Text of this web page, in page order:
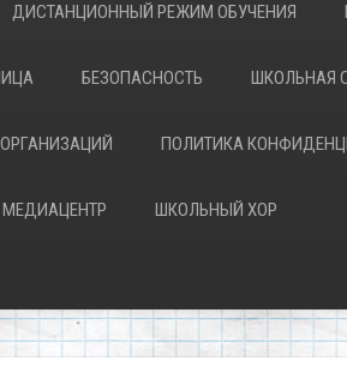
ДИСТАНЦИОННЫЙ РЕЖИМ ОБУЧЕНИЯ
БЕЗОПАСНОСТЬ ШКОЛЬНАЯ
ПОЛИТИКА
ШКОЛЬНЫЙ ХОР